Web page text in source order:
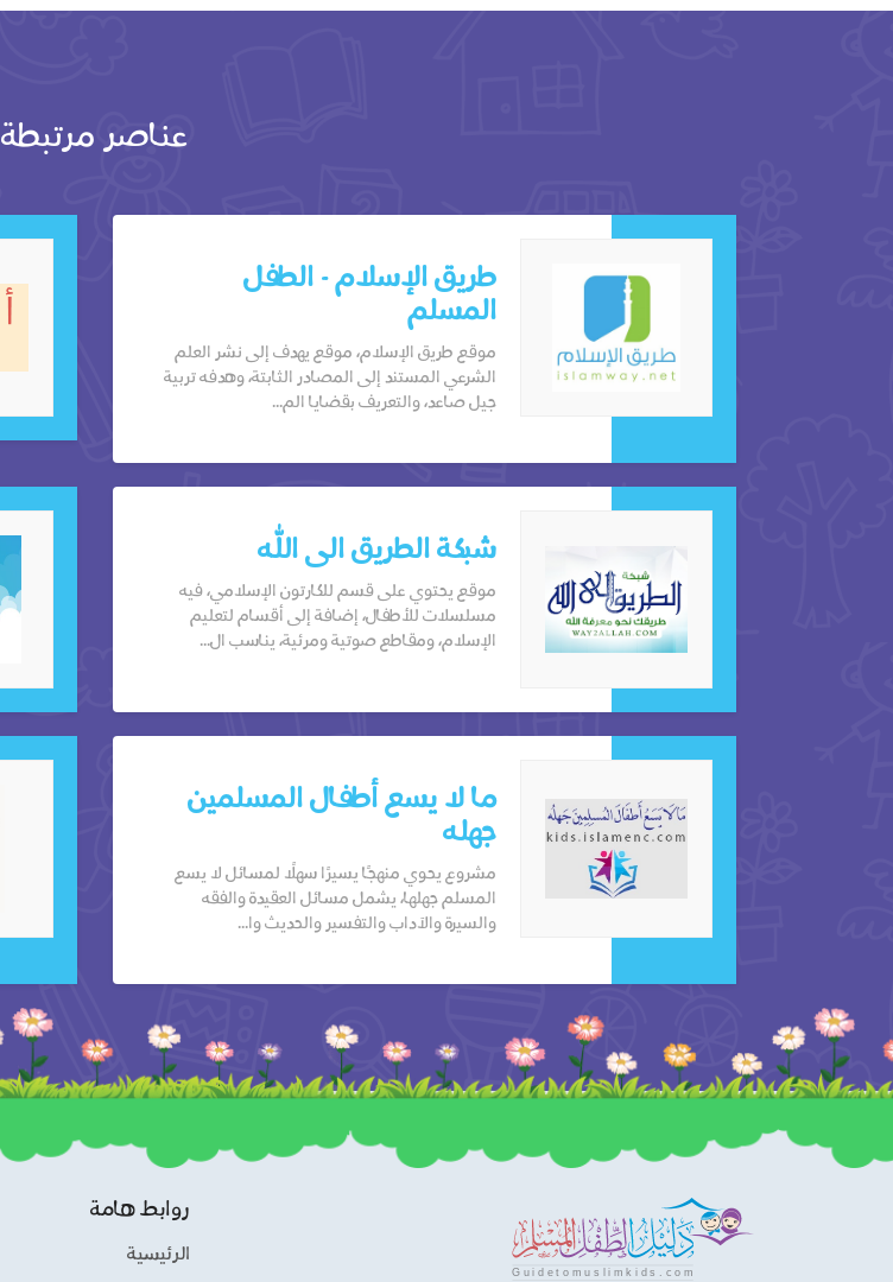
عناصر مرتبطة
طريق الإسلام - الطفل
المسلم
موقع طريق الإسلام، موقع يهدف إلى نشر العلم
الشرعي المستند إلى المصادر الثابتة، وهدفه تربية
جيل صاعد، والتعريف بقضايا الم...
شبكة الطريق الى الله
موقع يحتوي على قسم للكارتون الإسلامي، فيه
مسلسلات للأطفال، إضافة إلى أقسام لتعليم
الإسلام، ومقاطع صوتية ومرئية، يناسب ال...
ما لا يسع أطفال المسلمين
جهله
مشروع يحوي منهجًا يسيرًا سهلًا لمسائل لا يسع
المسلم جهلها، يشمل مسائل العقيدة والفقه
والسيرة والآداب والتفسير والحديث وا...
روابط هامة
الرئيسية